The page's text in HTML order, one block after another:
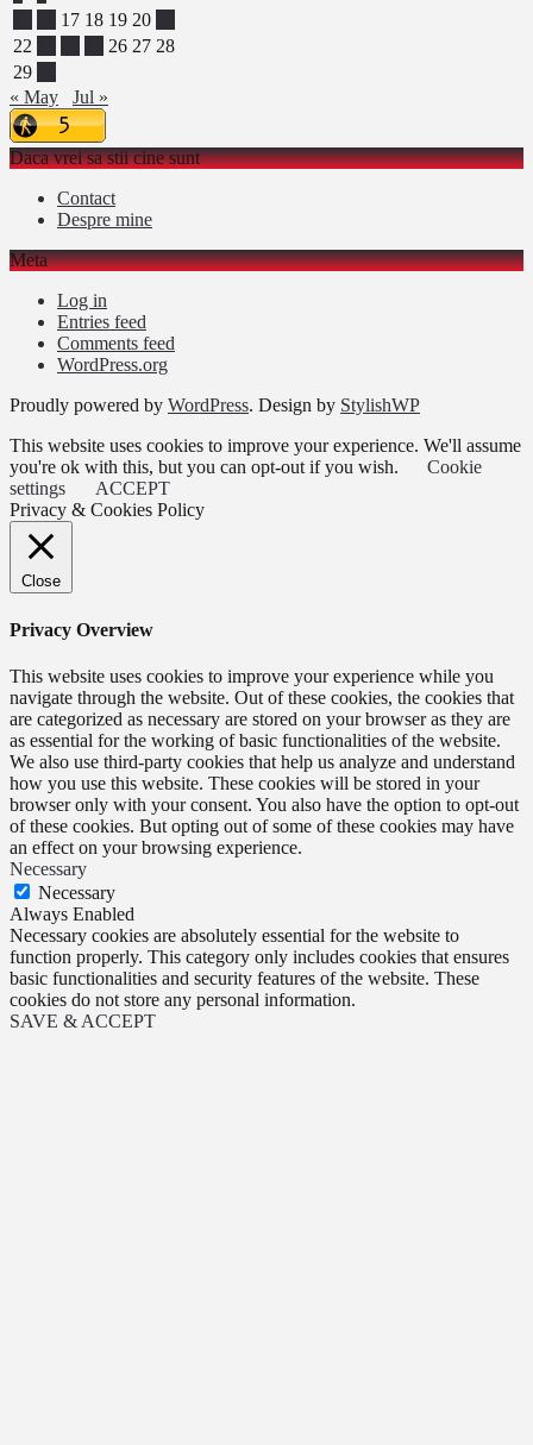
17 18 19 20
22
26 27 28
29
« May
Jul »
Daca vrei sa stii cine sunt
Contact
Despre mine
Meta
Log in
Entries feed
Comments feed
WordPress.org
Proudly powered by WordPress. Design by StylishWP
This website uses cookies to improve your experience. We'll assume
you're ok with this, but you can opt-out if you wish.
Cookie
settings
ACCEPT
Privacy & Cookies Policy
Close
Privacy Overview
This website uses cookies to improve your experience while you
navigate through the website. Out of these cookies, the cookies that
are categorized as necessary are stored on your browser as they are
as essential for the working of basic functionalities of the website.
We also use third-party cookies that help us analyze and understand
how you use this website. These cookies will be stored in your
browser only with your consent. You also have the option to opt-out
of these cookies. But opting out of some of these cookies may have
an effect on your browsing experience.
Necessary
Necessary
Always Enabled
Necessary cookies are absolutely essential for the website to
function properly. This category only includes cookies that ensures
basic functionalities and security features of the website. These
cookies do not store any personal information.
SAVE & ACCEPT